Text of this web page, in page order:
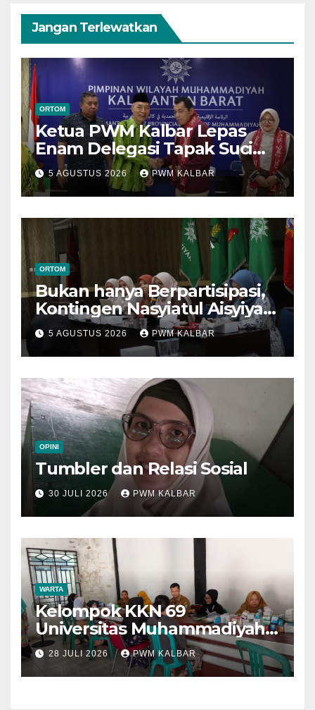
Jangan Terlewatkan
ORTOM
Ketua PWM Kalbar Lepas
Enam Delegasi Tapak Suci
Menuju Muktamar XVI di
Semarang
5 AGUSTUS 2026 PWM KALBAR
ORTOM
Bukan hanya Berpartisipasi,
Kontingen Nasyiatul Aisyiyah
Kalbar Perjuangkan Program
di Muktamar XV
5 AGUSTUS 2026 PWM KALBAR
OPINI
Tumbler dan Relasi Sosial
30 JULI 2026 PWM KALBAR
WARTA
Kelompok KKN 69
Universitas Muhammadiyah
Pontianak Dibagi Dua Tim,
Cat Bangunan dan Dampingi
Pelayanan Posyandu Lansia
28 JULI 2026 PWM KALBAR